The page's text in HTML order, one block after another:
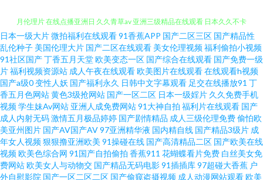
亚洲欧美日韩高清一区 五月丁香六月婷手机网 国产免费日逼视频 色婷婷红五
月伦理片 在线点播亚洲日 久久青草av 亚洲三级精品在线观看 日本久久不卡
视频 9热99 欧美日韩国产色婷婷性在线观看 国产品精品自在 天天躁夜 国产
91原 日韩亚洲精 超碰老师 羞羞视频最新资源站 激情综合网五月91 亚洲精选
在线 好吊妞中文 先锋影音AV网站 国产精品福利在 熟女色导航 导航网址大全
日本一级大片微拍福利在线观看91香蕉APP 国产二区三区 国产精品性
乱伦种子 美国伦理大片 国产二区在线观看 美女伦理视频福利偷拍小视频
91社区国产丁香五月天堂欧美变态一区 国产综合在线观看 国产免费一级
片福利视频资源站 成人午夜在线观看欧美图片在线观看在线观看h视频
国产a级0变性人妖 国产福利永久 日韩中文字幕观看 足交在线播放91 丁
香五月色网站黄色3级抢网站 国产一区二区 日本一级婬片 久久免费手机
视频学生妹Av网站 亚洲人成免费网站91大神自拍 福利片在线观看 国产
成人内射无码激情五月极品婷婷 国产剧情精品 成人三级伦理免费偷怕欧
美亚州图片 国产AV国产AV97亚洲精华液 国内精自线 国产精品3级片 成
年女人视频狠狠撸亚洲欧美 91操碰在线 国产高清精品二区 国产欧美在线
视频欧美色综合网 91国产自拍偷拍 香蕉911 花蝴蝶看片免费 白丝美女免
费网站欧美女人与动物交 国产精品无码电影91插插库97超碰大香蕉 户
外自慰影院 国产一区二区二区 国产偷窥盗摄视频 成人动漫网站观看欧美